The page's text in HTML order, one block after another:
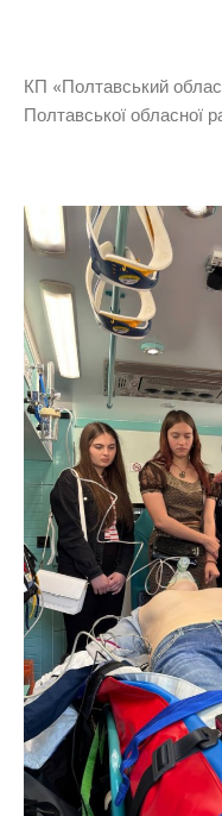
КП «Полтавський
Полтавської обласної